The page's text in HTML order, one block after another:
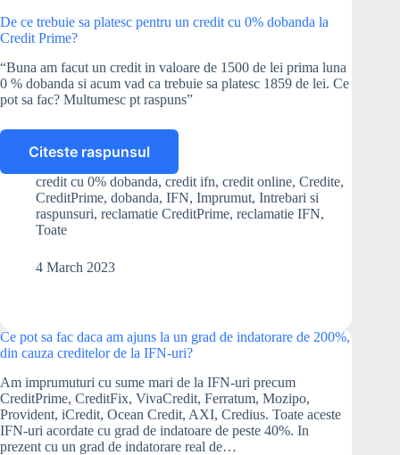
De ce trebuie sa platesc pentru un credit cu 0% dobanda la
Credit Prime?
“Buna am facut un credit in valoare de 1500 de lei prima luna
0 % dobanda si acum vad ca trebuie sa platesc 1859 de lei. Ce
pot sa fac? Multumesc pt raspuns”
Citeste raspunsul
De
ce
trebuie
sa
un
dobanda
la
Credit
Prime?
credit cu 0% dobanda, credit ifn, credit online, Credite,
CreditPrime, dobanda, IFN, Imprumut, Intrebari si
raspunsuri, reclamatie CreditPrime, reclamatie IFN,
Toate
4 March 2023
Ce pot sa fac daca am ajuns la un grad de indatorare de 200%,
din cauza creditelor de la IFN-uri?
Am imprumuturi cu sume mari de la IFN-uri precum
CreditPrime, CreditFix, VivaCredit, Ferratum, Mozipo,
Provident, iCredit, Ocean Credit, AXI, Credius. Toate aceste
IFN-uri acordate cu grad de indatoare de peste 40%. In
prezent cu un grad de indatorare real de…